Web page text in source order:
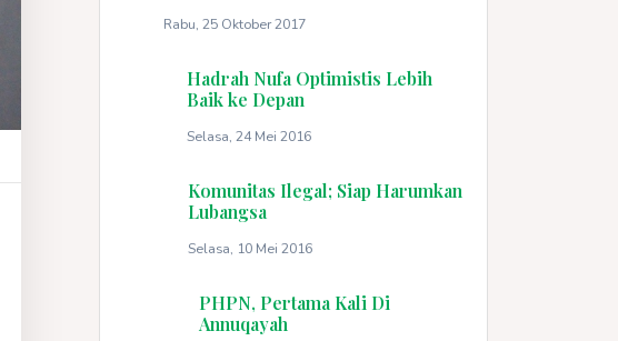
Rabu, 25 Oktober 2017
Hadrah Nufa Optimistis Lebih
Baik ke Depan
Selasa, 24 Mei 2016
Komunitas Ilegal; Siap Harumkan
Lubangsa
Selasa, 10 Mei 2016
PHPN, Pertama Kali Di
Annuqayah